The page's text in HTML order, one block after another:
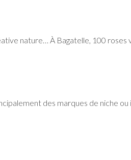
nature… À Bagatelle, 100
des marques de niche